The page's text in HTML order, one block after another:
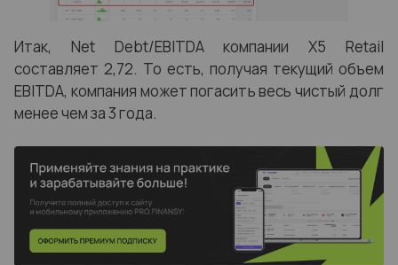
Итак, Net Debt/EBITDA компании X5 Retail
составляет 2,72. То есть, получая текущий объем
EBITDA, компания может погасить весь чистый долг
менее чем за 3 года.